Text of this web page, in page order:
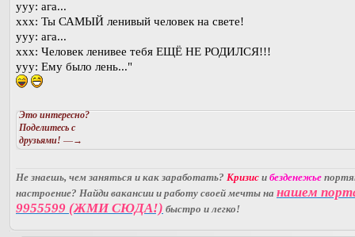
ууу: ага...
ххх: Ты САМЫЙ ленивый человек на свете!
ууу: ага...
ххх: Человек ленивее тебя ЕЩЁ НЕ РОДИЛСЯ!!!
ууу: Ему было лень..."
Это интересно?
Поделитесь с
друзьями! —→
Не знаешь, чем заняться и как заработать? Кризис и безденежье
настроение? Найди вакансии и работу своей мечты на нашем
9955599 (ЖМИ СЮДА!) быстро и легко!